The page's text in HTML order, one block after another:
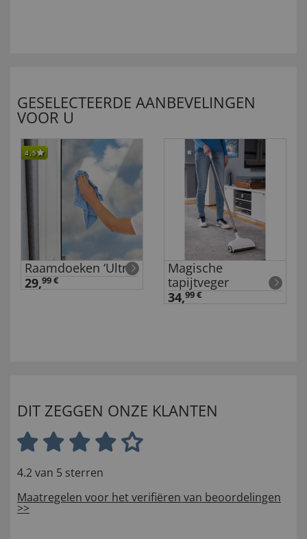
GESELECTEERDE AANBEVELINGEN
VOOR U
4,5
Raamdoeken ‘Ultra’
29,99 €
Magische
tapijtveger
34,99 €
DIT ZEGGEN ONZE KLANTEN
4.2 van 5 sterren
Maatregelen voor het verifiëren van beoordelingen
>>